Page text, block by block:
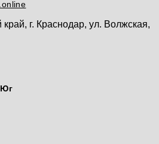
г. Краснодар, ул. Волжская,